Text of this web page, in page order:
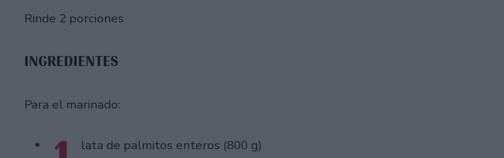
Rinde 2 porciones
INGREDIENTES
Para el marinado:
lata de palmitos enteros (800 g)